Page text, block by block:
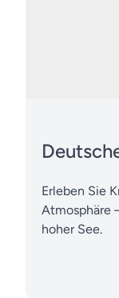
Erleben Sie
Atmosphäre
hoher See.